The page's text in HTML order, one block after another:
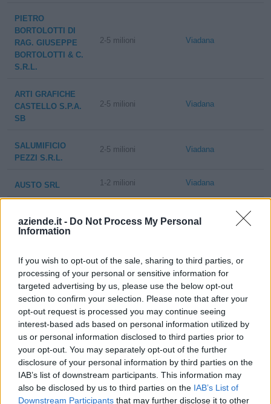
aziende.it - Do Not Process My Personal
Information
If you wish to opt-out of the sale, sharing to third parties, or
processing of your personal or sensitive information for
targeted advertising by us, please use the below opt-out
section to confirm your selection. Please note that after your
opt-out request is processed you may continue seeing
interest-based ads based on personal information utilized by
us or personal information disclosed to third parties prior to
your opt-out. You may separately opt-out of the further
disclosure of your personal information by third parties on the
IAB’s list of downstream participants. This information may
also be disclosed by us to third parties on the IAB’s List of
Downstream Participants that may further disclose it to other
PIETRO
BORTOLOTTI DI
RAG. GIUSEPPE
BORTOLOTTI & C.
S.R.L.
2-5 milioni Viadana
ARTI GRAFICHE
CASTELLO S.P.A.
SB
2-5 milioni Viadana
SALUMIFICIO
PEZZI S.R.L.
2-5 milioni Viadana
AUSTO SRL 1-2 milioni Viadana
1 2 3 4 5
Visualizza tutti i comuni della
provincia di Mantova